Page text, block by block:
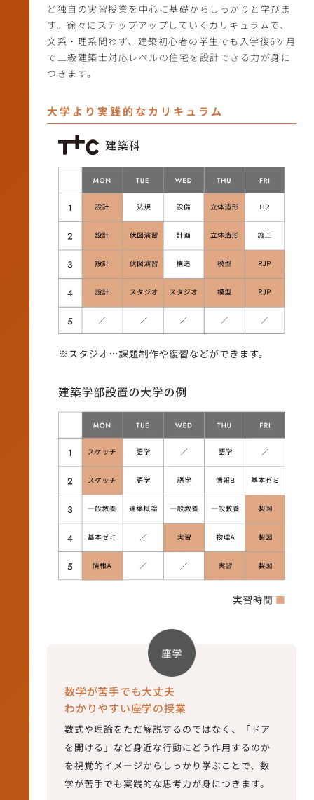
ど独自の実習授業を中心に基礎からしっかりと学びま
す。徐々にステップアップしていくカリキュラムで、
文系・理系問わず、建築初心者の学生でも入学後6ヶ月
で二級建築士対応レベルの住宅を設計できる力が身に
つきます。
大学より実践的なカリキュラム
数学が苦手でも大丈夫
わかりやすい座学の授業
数式や理論をただ解説するのではなく、「ドア
を開ける」など身近な行動にどう作用するのか
を視覚的イメージからしっかり学ぶことで、数
学が苦手でも実践的な思考力が身につきます。